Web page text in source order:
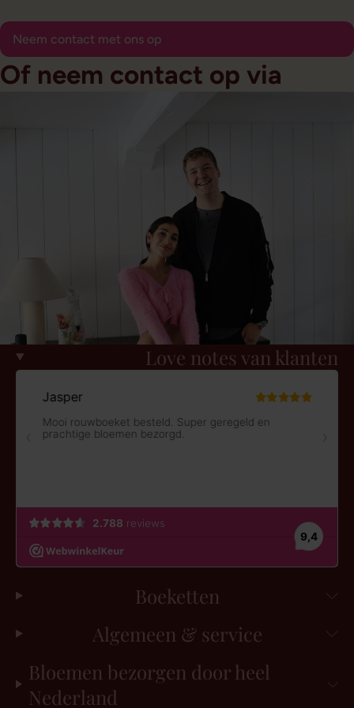
Neem contact met ons op
Of neem contact op via
Love notes van klanten
Boeketten
Algemeen & service
Bloemen bezorgen door heel
Nederland